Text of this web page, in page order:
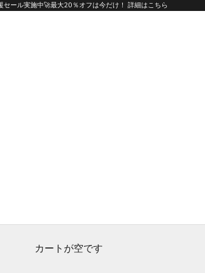
セール実施中🚀最大20％オフは今だけ！ 詳細はこちら
カートが空です